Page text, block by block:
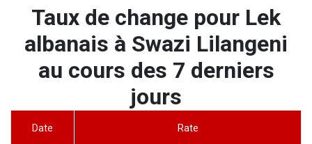
Taux de change pour Lek
albanais à Swazi Lilangeni
au cours des 7 derniers
jours
Date Rate